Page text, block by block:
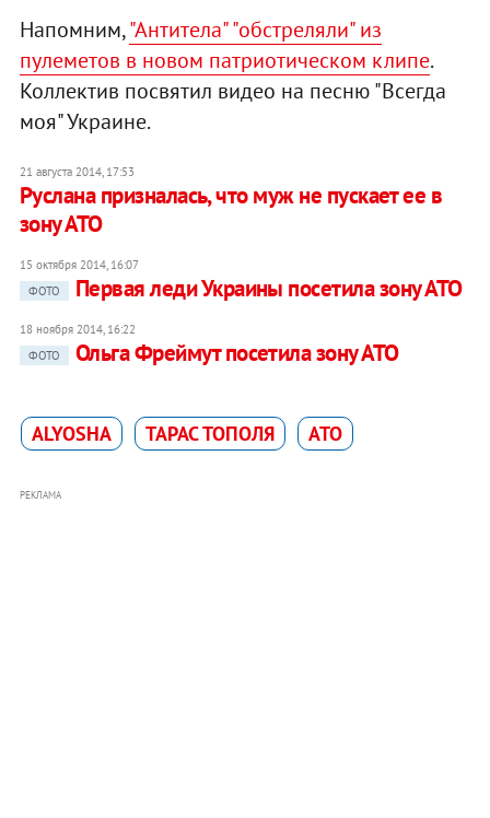
Напомним,"Антитела" "обстреляли" из
пулеметов в новом патриотическом клипе.
Коллектив посвятил видео на песню "Всегда
моя" Украине.
21 августа 2014, 17:53
Руслана призналась, что муж не пускает ее в
зону АТО
15 октября 2014, 16:07
ФОТО
Первая леди Украины посетила зону АТО
18 ноября 2014, 16:22
ФОТО
Ольга Фреймут посетила зону АТО
ALYOSHA ТАРАС ТОПОЛЯ АТО
РЕКЛАМА